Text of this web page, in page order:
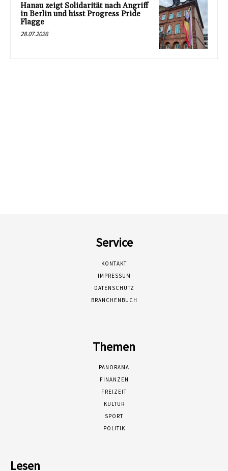
Hanau zeigt Solidarität nach Angriff
in Berlin und hisst Progress Pride
Flagge
28.07.2026
Service
KONTAKT
IMPRESSUM
DATENSCHUTZ
BRANCHENBUCH
Themen
PANORAMA
FINANZEN
FREIZEIT
KULTUR
SPORT
POLITIK
Lesen